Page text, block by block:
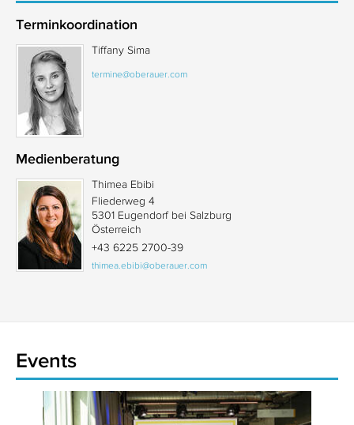
Terminkoordination
Tiffany Sima
termine@oberauer.com
Medienberatung
Thimea Ebibi
Fliederweg 4
5301 Eugendorf bei Salzburg
Österreich
+43 6225 2700-39
thimea.ebibi@oberauer.com
Events